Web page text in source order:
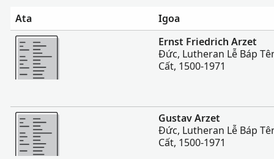
Ata
Igoa
Sili atu
Ernst Friedrich Arzet
Đức, Lutheran Lễ Báp
Cất, 1500-1971
Sili atu
Gustav Arzet
Đức, Lutheran Lễ Báp
Cất, 1500-1971